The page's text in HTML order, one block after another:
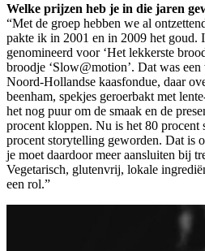
Welke prijzen heb je in die jaren
“Met de groep hebben we al
pakte ik in 2001 en in 2009 het goud.
genomineerd voor ‘Het lekkerste
broodje ‘Slow@motion’. Dat was
Noord-Hollandse kaasfondue, daar
beenham, spekjes geroerbakt met
het nog puur om de smaak en de
procent kloppen. Nu is het 80 procent
procent storytelling geworden. Dat is
je moet daardoor meer aansluiten bij
Vegetarisch, glutenvrij, lokale
een rol.”